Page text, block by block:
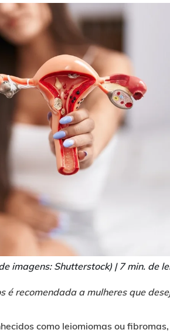
imagens: Shutterstock) | 7 min. de
é recomendada a mulheres que
como leiomiomas ou